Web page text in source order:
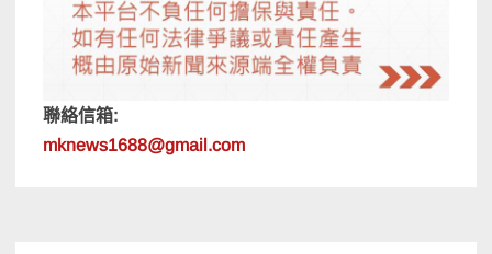
聯絡信箱:
mknews1688@gmail.com